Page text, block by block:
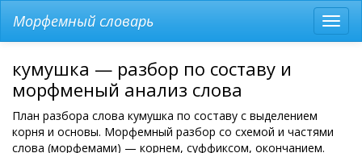
меню
Морфемный словарь
кумушка — разбор по составу и
морфменый анализ слова
План разбора слова кумушка по составу с выделением
корня и основы. Морфемный разбор со схемой и частями
слова (морфемами) — корнем, суффиксом, окончанием.